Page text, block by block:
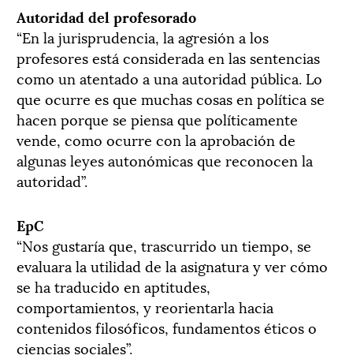
Autoridad del profesorado
“En la jurisprudencia, la agresión a los
profesores está considerada en las sentencias
como un atentado a una autoridad pública. Lo
que ocurre es que muchas cosas en política se
hacen porque se piensa que políticamente
vende, como ocurre con la aprobación de
algunas leyes autonómicas que reconocen la
autoridad”.
EpC
“Nos gustaría que, trascurrido un tiempo, se
evaluara la utilidad de la asignatura y ver cómo
se ha traducido en aptitudes,
comportamientos, y reorientarla hacia
contenidos filosóficos, fundamentos éticos o
ciencias sociales”.